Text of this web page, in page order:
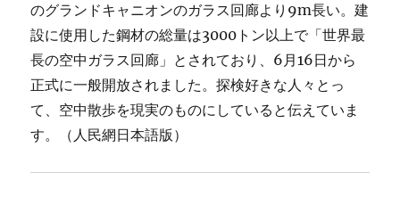
のグランドキャニオンのガラス回廊より9m長い。建
設に使用した鋼材の総量は3000トン以上で「世界最
長の空中ガラス回廊」とされており、6月16日から
正式に一般開放されました。探検好きな人々とっ
て、空中散歩を現実のものにしていると伝えていま
す。（人民網日本語版）